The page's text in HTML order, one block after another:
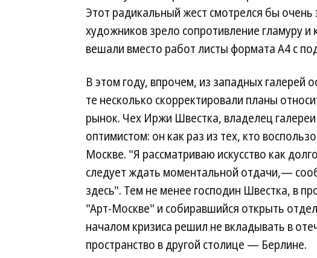
Этот радикальный жест смотрелся бы
художников зрело сопротивление гламуру и
вешали вместо работ листы формата А4 с
В этом году, впрочем, из западных галерей
те несколько скорректировали планы
рынок. Чех Иржи Швестка, владелец
оптимистом: он как раз из тех, кто
Москве. "Я рассматриваю искусство как
следует ждать моментальной отдачи,—
здесь". Тем не менее господин Швестка, в
"Арт-Москве" и собиравшийся открыть
началом кризиса решил не вкладывать в
пространство в другой столице — Берлине.